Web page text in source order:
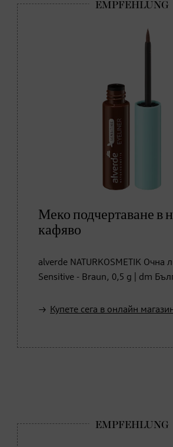
Меко подчертаване в
кафяво
alverde NATURKOSMETIK Очна
Sensitive - Braun, 0,5 g | dm
Купете сега в онлайн